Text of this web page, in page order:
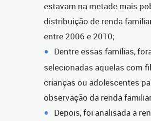
estavam na metade mais
distribuição de renda
entre 2006 e 2010;
Dentre essas famílias,
selecionadas aquelas com
crianças ou adolescentes
observação da renda
Depois, foi analisada a